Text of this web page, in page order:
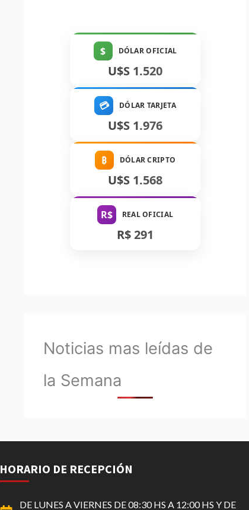
$ DÓLAR OFICIAL
U$S 1.520
💳 DÓLAR TARJETA
U$S 1.976
₿ DÓLAR CRIPTO
U$S 1.568
R$ REAL OFICIAL
R$ 291
Noticias mas leídas de
la Semana
HORARIO DE RECEPCIÓN
DE LUNES A VIERNES DE 08:30 HS A 12:00 HS Y DE